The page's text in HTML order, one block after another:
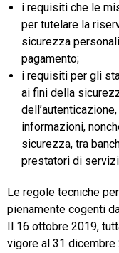
i requisiti che le
per tutelare la
sicurezza
pagamento;
i requisiti per gli
ai fini della
informazioni,
sicurezza, tra
prestatori di
Le regole tecniche
pienamente cogenti
Il 16 ottobre 2019,
vigore al 31